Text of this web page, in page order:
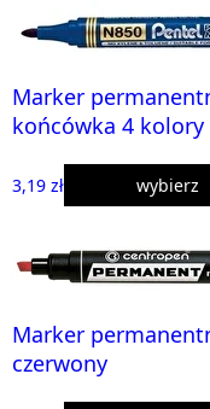
Marker
końcówka 4 kolory
3,19 zł wybierz
Marker
czerwony